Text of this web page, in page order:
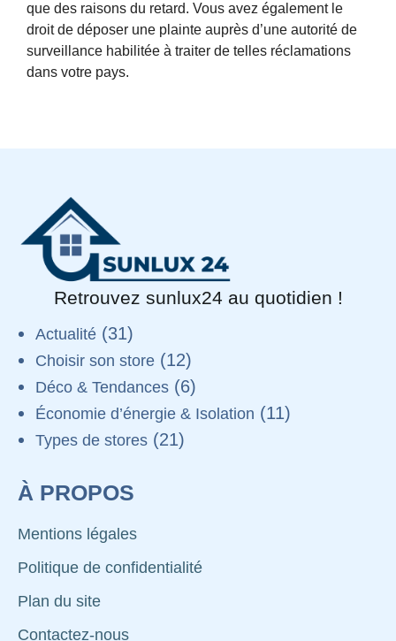
que des raisons du retard. Vous avez également le
droit de déposer une plainte auprès d’une autorité de
surveillance habilitée à traiter de telles réclamations
dans votre pays.
Retrouvez sunlux24 au quotidien !
Actualité (31)
Choisir son store (12)
Déco & Tendances (6)
Économie d’énergie & Isolation (11)
Types de stores (21)
À PROPOS
Mentions légales
Politique de confidentialité
Plan du site
Contactez-nous